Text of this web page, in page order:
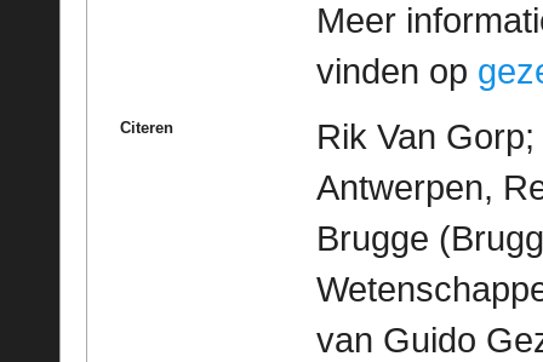
Meer
vinden op
Citeren
Rik Van
Antwerpen,
Brugge
van Guido